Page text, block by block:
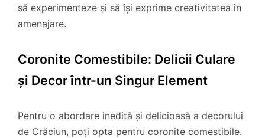
să experimenteze și să își exprime creativitatea în
amenajare.
Coronite Comestibile: Delicii Culare
și Decor într-un Singur Element
Pentru o abordare inedită și delicioasă a decorului
de Crăciun, poți opta pentru coronite comestibile.